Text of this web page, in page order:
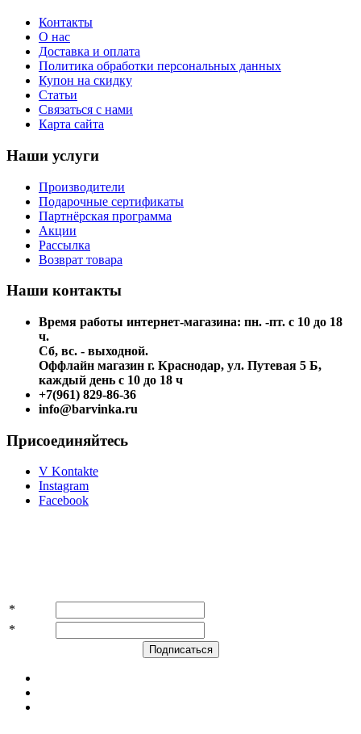
Контакты
О нас
Доставка и оплата
Политика обработки персональных данных
Купон на скидку
Статьи
Связаться с нами
Карта сайта
Наши услуги
Производители
Подарочные сертификаты
Партнёрская программа
Акции
Рассылка
Возврат товара
Наши контакты
Время работы интернет-магазина: пн. -пт. с 10 до 18
ч.
Сб, вс. - выходной.
Оффлайн магазин г. Краснодар, ул. Путевая 5 Б,
каждый день с 10 до 18 ч
+7(961) 829-86-36
info@barvinka.ru
Присоединяйтесь
V Kontakte
Instagram
Facebook
*
*